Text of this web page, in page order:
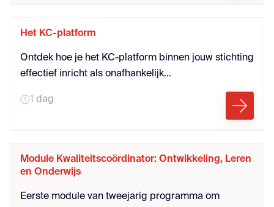
Het KC-platform
Ontdek hoe je het KC-platform binnen jouw stichting
effectief inricht als onafhankelijk
samenwerken, leren en adviseren op
stichtingsniveau. Versterk de rol van de KC’er in
1 dag
Module Kwaliteitscoördinator: Ontwikkeling, Leren
en Onderwijs
Eerste module van tweejarig programma om